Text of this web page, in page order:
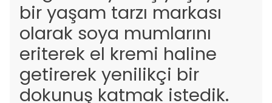
bir yaşam tarzı markası
olarak soya mumlarını
eriterek el kremi haline
getirerek yenilikçi bir
dokunuş katmak istedik.